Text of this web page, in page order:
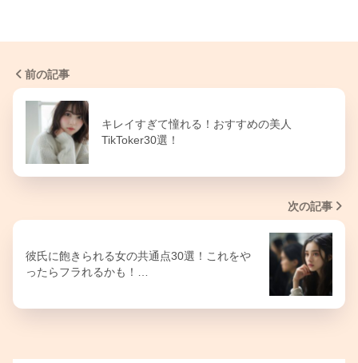
前の記事
キレイすぎて憧れる！おすすめの美人
TikToker30選！
次の記事
彼氏に飽きられる女の共通点30選！これをや
ったらフラれるかも！…